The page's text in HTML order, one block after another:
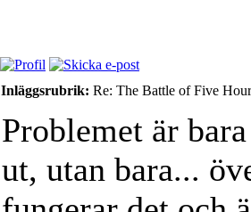
Inläggsrubrik: Re: The Battle of Five
Problemet är
ut, utan bara...